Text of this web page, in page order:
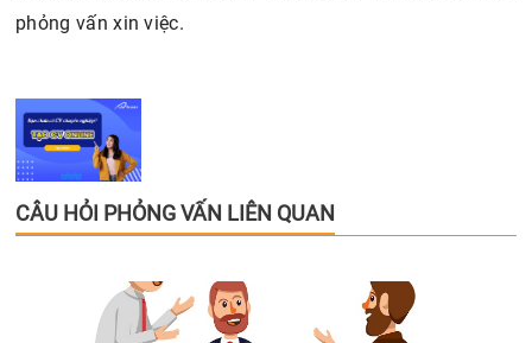
phỏng vấn xin việc.
CÂU HỎI PHỎNG VẤN LIÊN QUAN